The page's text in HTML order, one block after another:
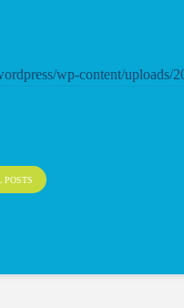
wp-content/uploads/
POSTS